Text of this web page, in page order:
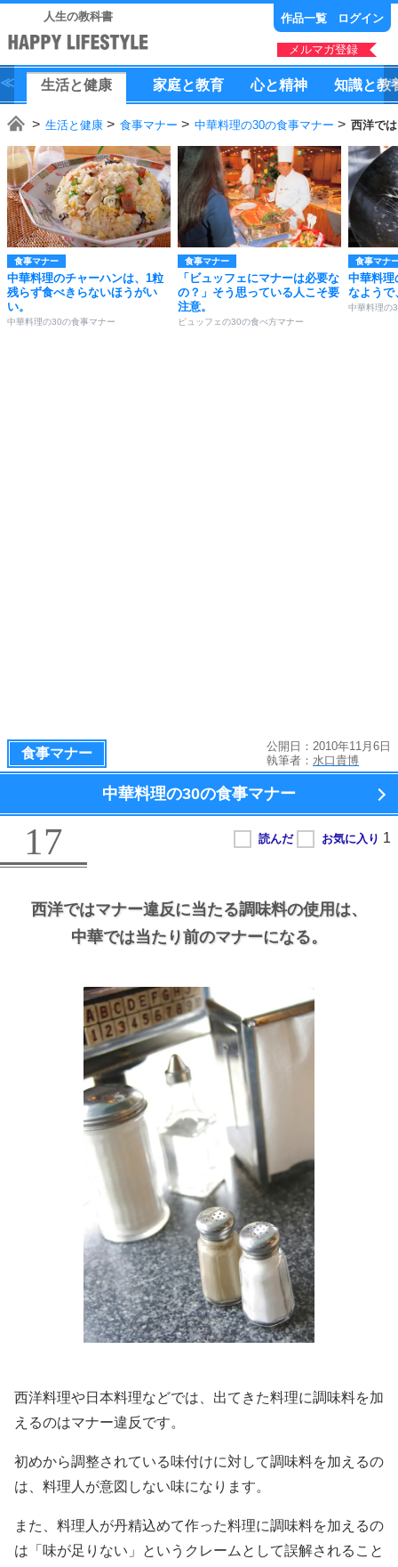
人生の教科書 作品一覧 ログイン
メルマガ登録
生活と健康 家庭と教育 心と精神 知識と教
生活と健康 食事マナー 中華料理の30の食事マナー 西洋で
食事マナー
中華料理のチャーハンは、1粒
残らず食べきらないほうがい
い。
中華料理の30の食事マナー
食事マナー
「ビュッフェにマナーは必要な
の？」そう思っている人こそ要
注意。
ビュッフェの30の食べ方マナー
食事マナ
中華料理
なようで
中華料理の
食事マナー
公開日：2010年11月6日
執筆者： 水口貴博
中華料理の30の食事マナー
17
西洋ではマナー違反に当たる調味料の使用は、
中華では当たり前のマナーになる。
西洋料理や日本料理などでは、出てきた料理に調味料を加
えるのはマナー違反です。
初めから調整されている味付けに対して調味料を加えるの
は、料理人が意図しない味になります。
また、料理人が丹精込めて作った料理に調味料を加えるの
は「味が足りない」というクレームとして誤解されること